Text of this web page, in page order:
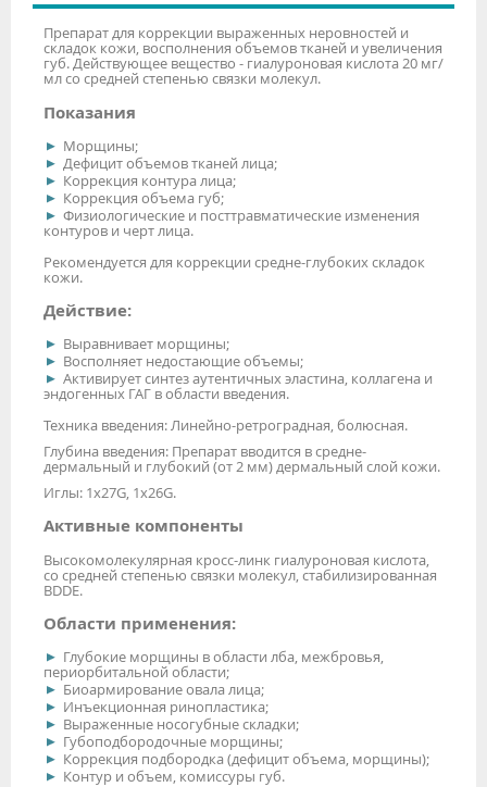
Препарат для коррекции выраженных неровностей и
складок кожи, восполнения объемов тканей и увеличения
губ. Действующее вещество - гиалуроновая кислота 20 мг/
мл со средней степенью связки молекул.
Показания
Морщины;
Дефицит объемов тканей лица;
Коррекция контура лица;
Коррекция объема губ;
Физиологические и посттравматические изменения
контуров и черт лица.
Рекомендуется для коррекции средне-глубоких складок
кожи.
Действие:
Выравнивает морщины;
Восполняет недостающие объемы;
Активирует синтез аутентичных эластина, коллагена и
эндогенных ГАГ в области введения.
Техника введения: Линейно-ретроградная, болюсная.
Глубина введения: Препарат вводится в средне-
дермальный и глубокий (от 2 мм) дермальный слой кожи.
Иглы: 1x27G, 1x26G.
Активные компоненты
Высокомолекулярная кросс-линк гиалуроновая кислота,
со средней степенью связки молекул, стабилизированная
BDDE.
Области применения:
Глубокие морщины в области лба, межбровья,
периорбитальной области;
Биоармирование овала лица;
Инъекционная ринопластика;
Выраженные носогубные складки;
Губоподбородочные морщины;
Коррекция подбородка (дефицит объема, морщины);
Контур и объем, комиссуры губ.